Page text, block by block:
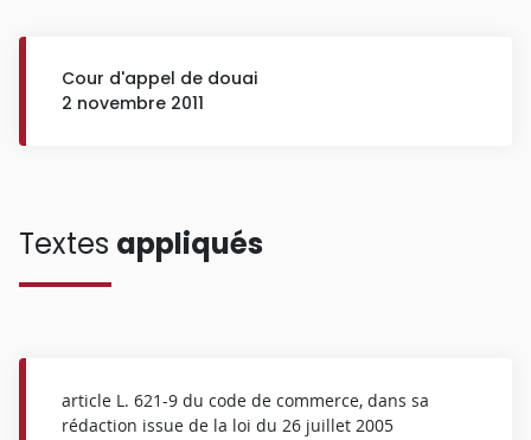
Cour d'appel de douai
2 novembre 2011
Textes appliqués
article L. 621-9 du code de commerce, dans sa
rédaction issue de la loi du 26 juillet 2005